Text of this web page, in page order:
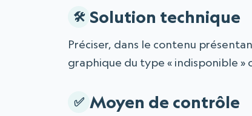
Solution technique
Préciser, dans le contenu
graphique du type « indisponible »
Moyen de contrôle